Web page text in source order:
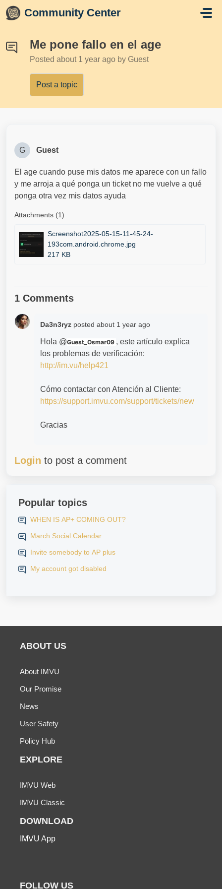
Skip to main content
Community Center
Me pone fallo en el age
Posted about 1 year ago by Guest
Post a topic
G Guest
El age cuando puse mis datos me aparece con un fallo
y me arroja a qué ponga un ticket no me vuelve a qué
ponga otra vez mis datos ayuda
Attachments (1)
Screenshot2025-05-15-11-45-24-
193com.android.chrome.jpg
217 KB
1 Comments
Da3n3ryz posted about 1 year ago
Hola @Guest_Osmar09 , este artículo explica
los problemas de verificación:
http://im.vu/help421
Cómo contactar con Atención al Cliente:
https://support.imvu.com/support/tickets/new
Gracias
Login to post a comment
Popular topics
WHEN IS AP+ COMING OUT?
March Social Calendar
Invite somebody to AP plus
My account got disabled
ABOUT US
About IMVU
Our Promise
News
User Safety
Policy Hub
EXPLORE
IMVU Web
IMVU Classic
DOWNLOAD
IMVU App
FOLLOW US